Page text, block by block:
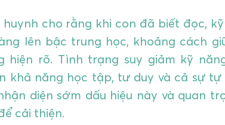
huynh cho rằng khi con đã biết đọc,
lên bậc trung học, khoảng cách
hiện rõ. Tình trạng suy giảm kỹ
khả năng học tập, tư duy và cả sự
diện sớm dấu hiệu này và quan
cải thiện.